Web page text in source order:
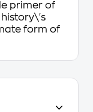
primer of
history\'s
form of